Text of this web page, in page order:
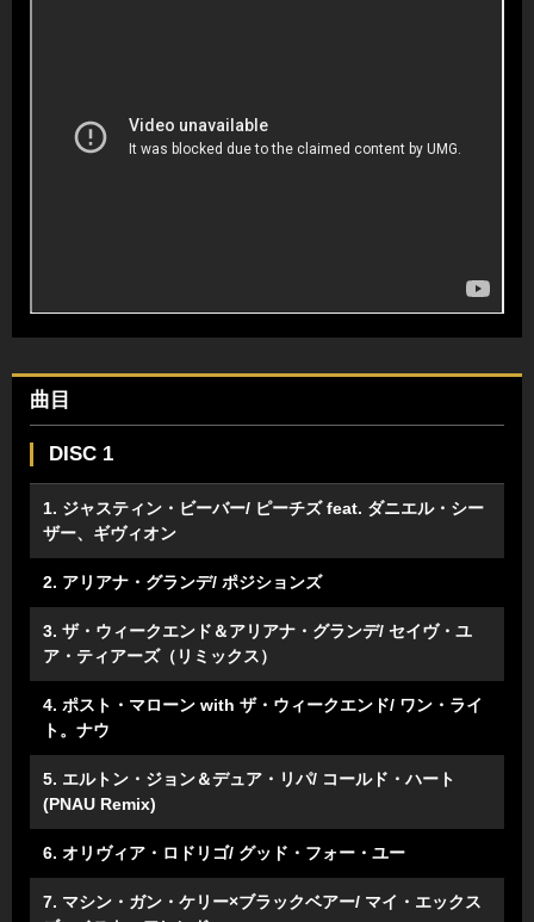
曲目
DISC 1
1. ジャスティン・ビーバー/ ピーチズ feat. ダニエル・シー
ザー、ギヴィオン
2. アリアナ・グランデ/ ポジションズ
3. ザ・ウィークエンド＆アリアナ・グランデ/ セイヴ・ユ
ア・ティアーズ（リミックス）
4. ポスト・マローン with ザ・ウィークエンド/ ワン・ライ
ト。ナウ
5. エルトン・ジョン＆デュア・リパ/ コールド・ハート
(PNAU Remix)
6. オリヴィア・ロドリゴ/ グッド・フォー・ユー
7. マシン・ガン・ケリー×ブラックベアー/ マイ・エックス